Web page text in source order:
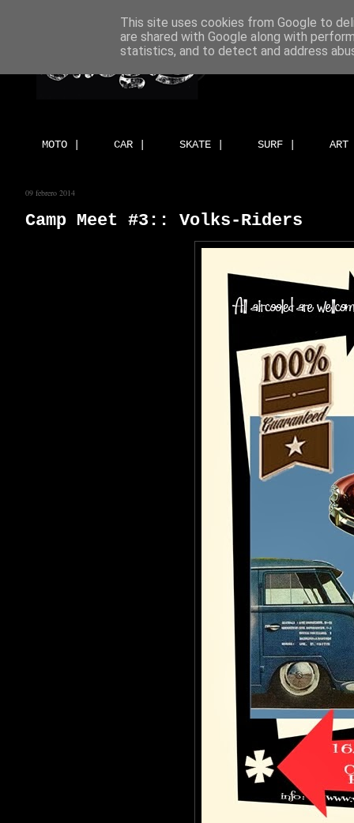
MOTO | CAR | SKATE | SURF |
09 febrero 2014
Camp Meet #3:: Volks-Riders
This site uses cookies from Google to
are shared with Google along with
statistics, and to detect and address